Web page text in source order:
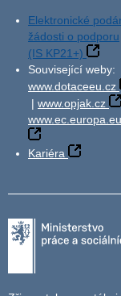
Elektronické
žádosti o podporu
(IS KP21+)
Související weby:
www.dotaceeu.cz
| www.opjak.cz
www.ec.europa.eu
Kariéra